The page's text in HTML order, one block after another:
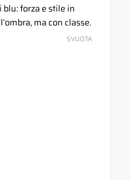
forza e stile in
ma con classe.
SVUOTA